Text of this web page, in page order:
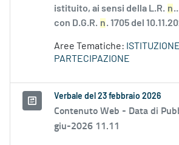
istituito, ai sensi della L.R. n
con D.G.R. n. 1705 del
Aree Tematiche:
PARTECIPAZIONE
Verbale del 23 febbraio 2026
Contenuto Web - Data di
giu-2026 11.11